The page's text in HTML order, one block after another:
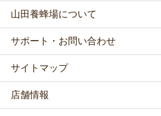
山田養蜂場について
サポート・お問い合わせ
サイトマップ
店舗情報